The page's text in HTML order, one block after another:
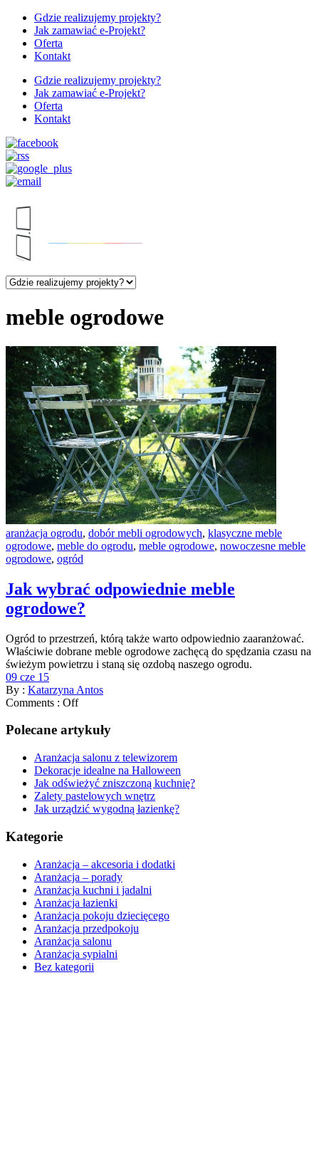
Gdzie realizujemy projekty?
Jak zamawiać e-Projekt?
Oferta
Kontakt
Gdzie realizujemy projekty?
Jak zamawiać e-Projekt?
Oferta
Kontakt
meble ogrodowe
aranżacja ogrodu, dobór mebli ogrodowych, klasyczne meble
ogrodowe, meble do ogrodu, meble ogrodowe, nowoczesne meble
ogrodowe, ogród
Jak wybrać odpowiednie meble
ogrodowe?
Ogród to przestrzeń, którą także warto odpowiednio zaaranżować.
Właściwie dobrane meble ogrodowe zachęcą do spędzania czasu na
świeżym powietrzu i staną się ozdobą naszego ogrodu.
09 cze 15
By : Katarzyna Antos
Comments : Off
Polecane artykuły
Aranżacja salonu z telewizorem
Dekoracje idealne na Halloween
Jak odświeżyć zniszczoną kuchnię?
Zalety pastelowych wnętrz
Jak urządzić wygodną łazienkę?
Kategorie
Aranżacja – akcesoria i dodatki
Aranżacja – porady
Aranżacja kuchni i jadalni
Aranżacja łazienki
Aranżacja pokoju dziecięcego
Aranżacja przedpokoju
Aranżacja salonu
Aranżacja sypialni
Bez kategorii